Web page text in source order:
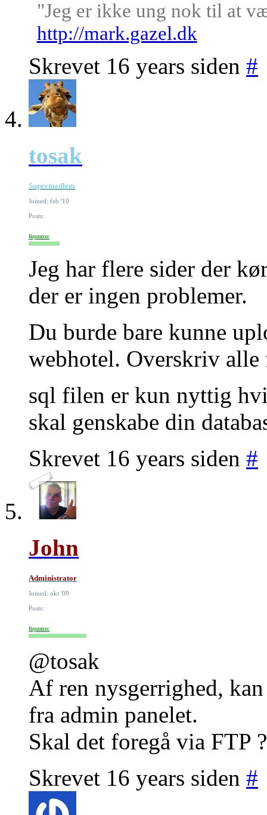
"Jeg er ikke ung nok til at
http://mark.gazel.dk
Skrevet 16 years siden #
tosak
Supermedlem
Joined: feb '10
Posts:
Reputation:
Jeg har flere sider der
der er ingen problemer.
Du burde bare kunne
webhotel. Overskriv alle
sql filen er kun nyttig
skal genskabe din
Skrevet 16 years siden #
John
Administrator
Joined: okt '09
Posts:
Reputation:
@tosak
Af ren nysgerrighed,
fra admin panelet.
Skal det foregå via FTP ?
Skrevet 16 years siden #